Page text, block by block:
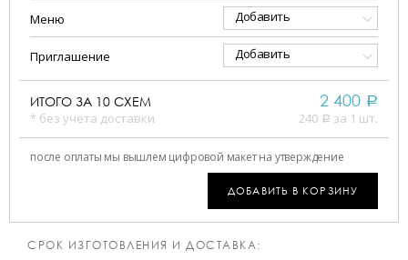
Меню Добавить
Приглашение Добавить
ИТОГО ЗА 10 СХЕМ
* без учета доставки
2 400 a
240 a за 1 шт.
после оплаты мы вышлем цифровой макет на утверждение
ДОБАВИТЬ В КОРЗИНУ
СРОК ИЗГОТОВЛЕНИЯ И ДОСТАВКА: